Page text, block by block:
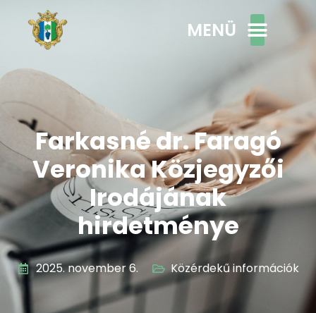
MENÜ
Farkasné dr. Faragó
Veronika Közjegyzői
Irodájának
hirdetménye
2025. november 6. Közérdekű információk